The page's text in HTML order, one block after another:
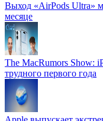
Выход «AirPods Ultra»
месяце
The MacRumors Show:
трудного первого года